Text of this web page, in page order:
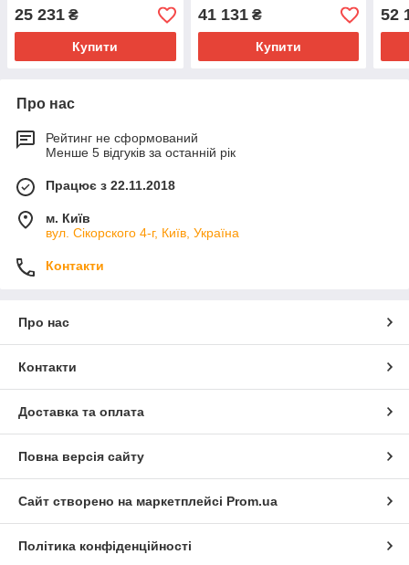
25 231 ₴
Купити
41 131₴
Купити
52
Про нас
Рейтинг не сформований
Менше 5 відгуків за останній рік
Працює з 22.11.2018
м. Київ
вул. Сікорского 4-г, Київ, Україна
Контакти
Про нас
Контакти
Доставка та оплата
Повна версія сайту
Сайт створено на маркетплейсі Prom.ua
Політика конфіденційності